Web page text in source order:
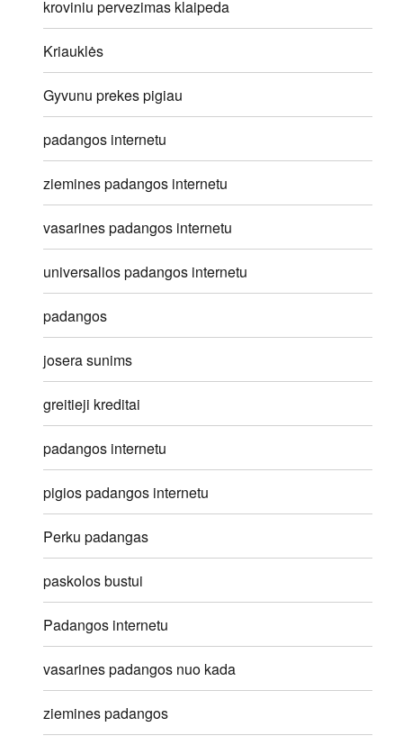
kroviniu pervezimas klaipeda
Kriauklės
Gyvunu prekes pigiau
padangos internetu
ziemines padangos internetu
vasarines padangos internetu
universalios padangos internetu
padangos
josera sunims
greitieji kreditai
padangos internetu
pigios padangos internetu
Perku padangas
paskolos bustui
Padangos internetu
vasarines padangos nuo kada
ziemines padangos